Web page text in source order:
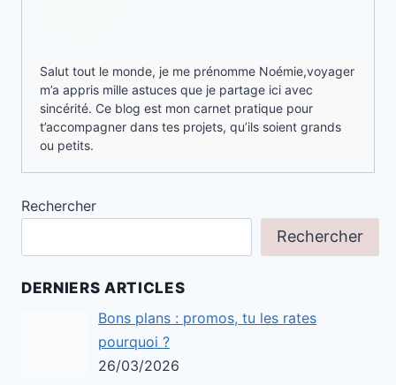
Salut tout le monde, je me prénomme Noémie,voyager
m’a appris mille astuces que je partage ici avec
sincérité. Ce blog est mon carnet pratique pour
t’accompagner dans tes projets, qu’ils soient grands
ou petits.
Rechercher
Rechercher
DERNIERS ARTICLES
Bons plans : promos, tu les rates
pourquoi ?
26/03/2026